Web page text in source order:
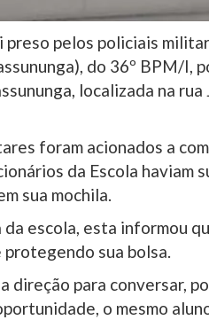
pelos policiais
do 36º BPM/I,
localizada na
foram acionados a
da Escola haviam
sua mochila.
escola, esta informou
sua bolsa.
direção para conversar,
o mesmo